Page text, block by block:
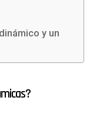
y un